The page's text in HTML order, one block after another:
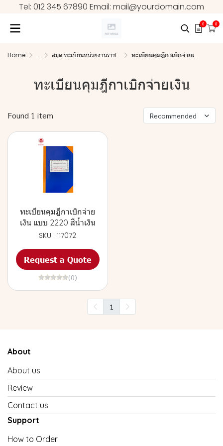
Tel: 012 345 67890 Email: mail@yourdomain.com
0 0
Home ... สมุด ทะเบียนหน่วยงานราชการ ทะเบียนคุมฎีกาเบิกจ่ายเงิน
ทะเบียนคุมฎีกาเบิกจ่ายเงิน
Found 1 item Recommended
ทะเบียนคุมฎีกาเบิกจ่าย
เงิน แบบ 2220 สีน้ำเงิน
SKU : 117072
Request a Quote
(0)
1
About
About us
Review
Contact us
Support
How to Order